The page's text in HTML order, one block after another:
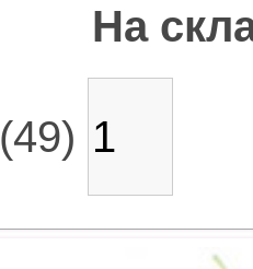
На
(49)